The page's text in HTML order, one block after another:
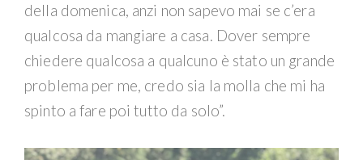
della domenica, anzi non sapevo mai se c’era
qualcosa da mangiare a casa. Dover sempre
chiedere qualcosa a qualcuno è stato un grande
problema per me, credo sia la molla che mi ha
spinto a fare poi tutto da solo”.